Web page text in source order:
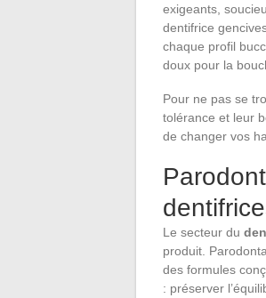
exigeants,
dentifrice
chaque profil
doux pour la
Pour ne pas se
tolérance et leur
de changer vos
Le secteur du
produit.
des formules
: préserver